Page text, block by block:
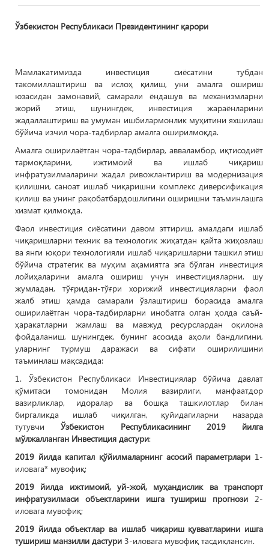
Ўзбекистон Республикаси Президентининг қарори
Мамлакатимизда инвестиция сиёсатини тубдан
такомиллаштириш ва ислоҳ қилиш, уни амалга ошириш
юзасидан замонавий, самарали ёндашув ва механизмларни
жорий этиш, шунингдек, инвестиция жараёнларини
жадаллаштириш ва умуман ишбилармонлик муҳитини яхшилаш
бўйича изчил чора-тадбирлар амалга оширилмоқда.
Амалга оширилаётган чора-тадбирлар, авваламбор, иқтисодиёт
тармоқларини, ижтимоий ва ишлаб чиқариш
инфратузилмаларини жадал ривожлантириш ва модернизация
қилишни, саноат ишлаб чиқаришни комплекс диверсификация
қилиш ва унинг рақобатбардошлигини оширишни таъминлашга
хизмат қилмоқда.
Фаол инвестиция сиёсатини давом эттириш, амалдаги ишлаб
чиқаришларни техник ва технологик жиҳатдан қайта жиҳозлаш
ва янги юқори технологияли ишлаб чиқаришларни ташкил этиш
бўйича стратегик ва муҳим аҳамиятга эга бўлган инвестиция
лойиҳаларини амалга ошириш учун инвестицияларни, шу
жумладан, тўғридан-тўғри хорижий инвестицияларни фаол
жалб этиш ҳамда самарали ўзлаштириш борасида амалга
оширилаётган чора-тадбирларни инобатга олган ҳолда саъй-
ҳаракатларни жамлаш ва мавжуд ресурслардан оқилона
фойдаланиш, шунингдек, бунинг асосида аҳоли бандлигини,
уларнинг турмуш даражаси ва сифати оширилишини
таъминлаш мақсадида:
1. Ўзбекистон Республикаси Инвестициялар бўйича давлат
қўмитаси томонидан Молия вазирлиги, манфаатдор
вазирликлар, идоралар ва бошқа ташкилотлар билан
биргаликда ишлаб чиқилган, қуйидагиларни назарда
тутувчи Ўзбекистон Республикасининг 2019 йилга
мўлжалланган Инвестиция дастури:
2019 йилда капитал қўйилмаларнинг асосий параметрлари 1-
иловага* мувофиқ;
2019 йилда ижтимоий, уй-жой, муҳандислик ва транспорт
инфратузилмаси объектларини ишга тушириш прогнози 2-
иловага мувофиқ;
2019 йилда объектлар ва ишлаб чиқариш қувватларини ишга
тушириш манзилли дастури 3-иловага мувофиқ тасдиқлансин.